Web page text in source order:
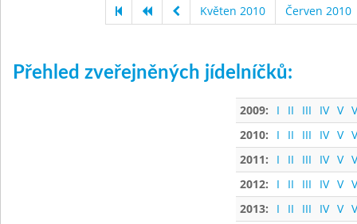
Květen 2010 Červen 2010
Přehled zveřejněných jídelníčků:
2009: I II III IV V
2010:
I II III IV V
2011:
I II III IV V
2012:
I II III IV V
2013:
I II III IV V